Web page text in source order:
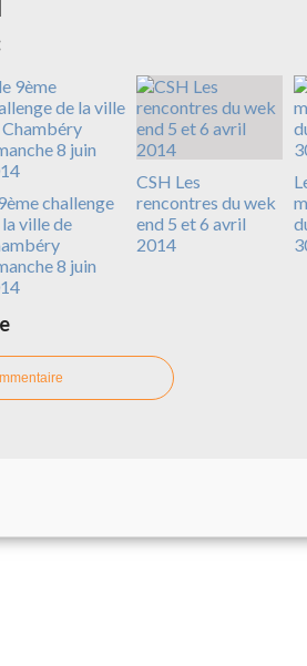
challenge
ville de
8 juin
CSH Les
rencontres du wek
end 5 et 6 avril
2014